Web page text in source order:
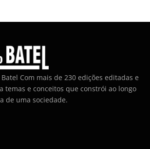
Com mais de 230 edições editadas e
temas e conceitos que constrói ao longo
de uma sociedade.